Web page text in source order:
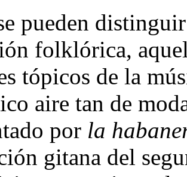
pueden
folklórica,
tópicos de la
aire tan de
por la
gitana del